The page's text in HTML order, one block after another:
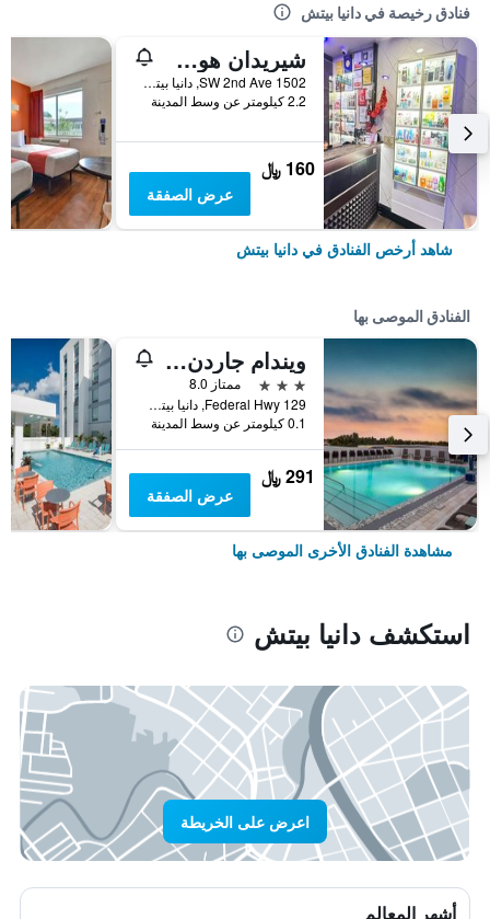
فنادق رخيصة في دانيا بيتش
شيريدان هوستل
1502 SW 2nd Ave, دانيا بيتش, FL, الولايات المتحدة الأميريكية
2.2 كيلومتر عن وسط المدينة
160 ﷼
عرض الصفقة
شاهد أرخص الفنادق في دانيا بيتش
الفنادق الموصى بها
ويندام جاردن إف تي لودرديل أيربورت آند كروز بورت
3 نجوم
ممتاز 8.0
129 Federal Hwy, دانيا بيتش, FL, الولايات المتحدة الأميريكية
0.1 كيلومتر عن وسط المدينة
291 ﷼
عرض الصفقة
مشاهدة الفنادق الأخرى الموصى بها
استكشف دانيا بيتش
اعرض على الخريطة
أشهر المعالم